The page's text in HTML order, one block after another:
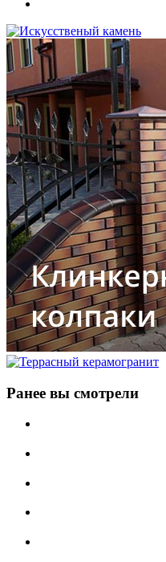
Ранее вы смотрели